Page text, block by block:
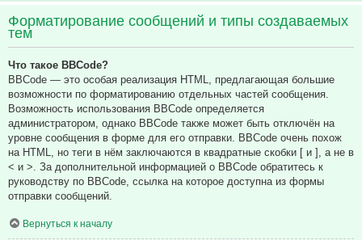
Форматирование сообщений и типы создаваемых
тем
Что такое BBCode?
BBCode — это особая реализация HTML, предлагающая большие
возможности по форматированию отдельных частей сообщения.
Возможность использования BBCode определяется
администратором, однако BBCode также может быть отключён на
уровне сообщения в форме для его отправки. BBCode очень похож
на HTML, но теги в нём заключаются в квадратные скобки [ и ], а не в
< и >. За дополнительной информацией о BBCode обратитесь к
руководству по BBCode, ссылка на которое доступна из формы
отправки сообщений.
Вернуться к началу